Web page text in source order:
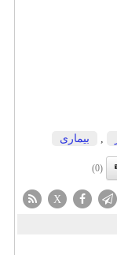
بیماری
(0)
X